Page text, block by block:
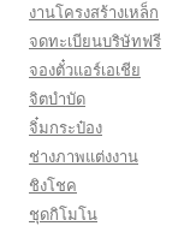
งานโครงสร้างเหล็ก
จดทะเบียนบริษัทฟรี
จองตั๋วแอร์เอเชีย
จิตบำบัด
จิ๋มกระป๋อง
ช่างภาพแต่งงาน
ชิงโชค
ชุดกิโมโน